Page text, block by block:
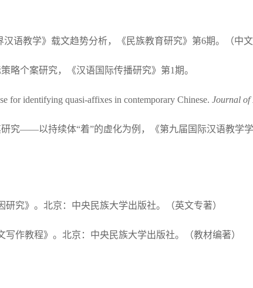
汉语教学》载文趋势分析，《民族教育研究》第6期。（中
略个案研究，《汉语国际传播研究》第1期。
for identifying quasi-affixes in contemporary Chinese. Journal of
究——以持续体“着”的虚化为例，《第九届国际汉语教学
究》。北京：中央民族大学出版社。（英文专著）
作教程》。北京：中央民族大学出版社。（教材编著）